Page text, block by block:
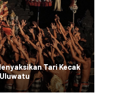
Tari Kecak